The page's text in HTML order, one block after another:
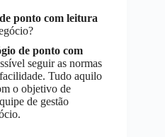
ponto com leitura
de ponto com
seguir as normas
Tudo aquilo
o objetivo de
de gestão